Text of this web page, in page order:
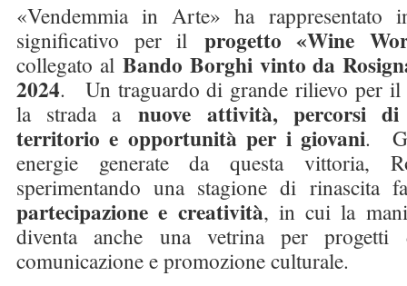
«Vendemmia in Arte» ha rappresentato
significativo per il progetto «Wine
collegato alBando Borghi vinto da
2024. Un traguardo di grande rilievo per il
la strada anuove attività, percorsi di
territorio e opportunità per i giovani.
energie generate da questa vittoria,
sperimentando una stagione di
partecipazione e creatività, in cui la
diventa anche una vetrina per
comunicazione e promozione culturale.